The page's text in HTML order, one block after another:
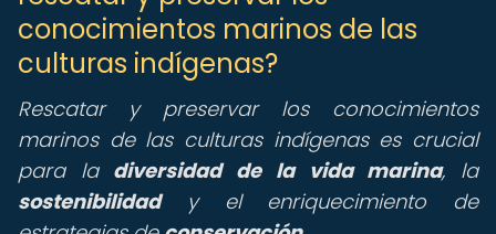
conocimientos marinos de las
culturas indígenas?
Rescatar y preservar los conocimientos
marinos de las culturas indígenas es crucial
para la diversidad de la vida marina, la
sostenibilidady el enriquecimiento de